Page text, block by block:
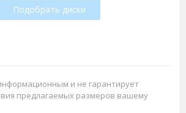
Подобрать диски
и не гарантирует
предлагаемых размеров вашему